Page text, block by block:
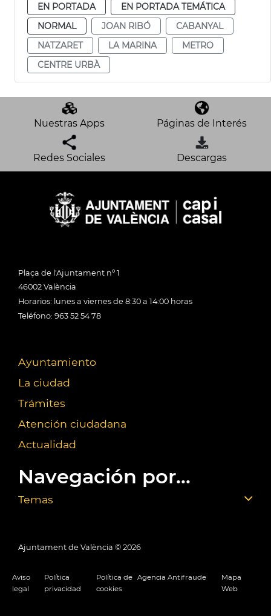
EN PORTADA
EN PORTADA TEMÁTICA
NORMAL
JOAN RIBÓ
CABANYAL
NATZARET
LA MARINA
METRO
CENTRE URBÀ
Nuestras Apps Páginas de Interés
Redes Sociales Descargas
Plaça de l'Ajuntament nº 1
46002 València
Horarios: lunes a viernes de 8:30 a 14:00 horas
Teléfono: 963 52 54 78
Ayuntamiento
La ciudad
Trámites
Atención ciudadana
Actualidad
Navegación por...
Temas
Ajuntament de València © 2026
Aviso
legal
Política
privacidad
Política de
cookies
Agencia Antifraude
Mapa
Web